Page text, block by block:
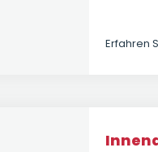
Erfahren